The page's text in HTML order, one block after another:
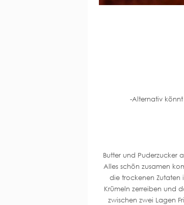
-Alternativ
Butter und Puderzucker
Alles schön zusamen
die trockenen Zutaten
Krümeln zerreiben und
zwischen zwei Lagen